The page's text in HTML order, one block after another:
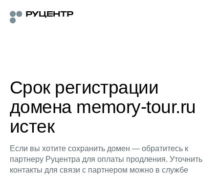
Срок регистрации
домена memory-tour.ru
истек
Если вы хотите сохранить домен — обратитесь к
партнеру Руцентра для оплаты продления. Уточнить
контакты для связи с партнером можно в службе